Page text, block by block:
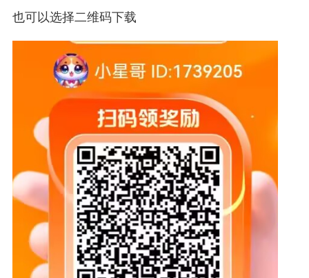
也可以选择二维码下载